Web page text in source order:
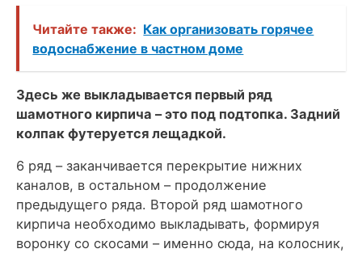
Читайте также: Как организовать горячее
водоснабжение в частном доме
Здесь же выкладывается первый ряд
шамотного кирпича – это под подтопка. Задний
колпак футеруется лещадкой.
6 ряд – заканчивается перекрытие нижних
каналов, в остальном – продолжение
предыдущего ряда. Второй ряд шамотного
кирпича необходимо выкладывать, формируя
воронку со скосами – именно сюда, на колосник,